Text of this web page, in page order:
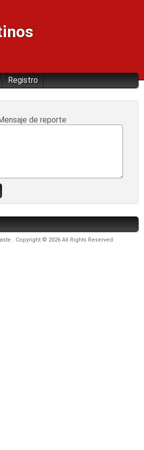
Registro
de reporte
. Copyright © 2026 All Rights Reserved.